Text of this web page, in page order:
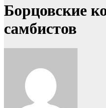
Борцовские
самбистов